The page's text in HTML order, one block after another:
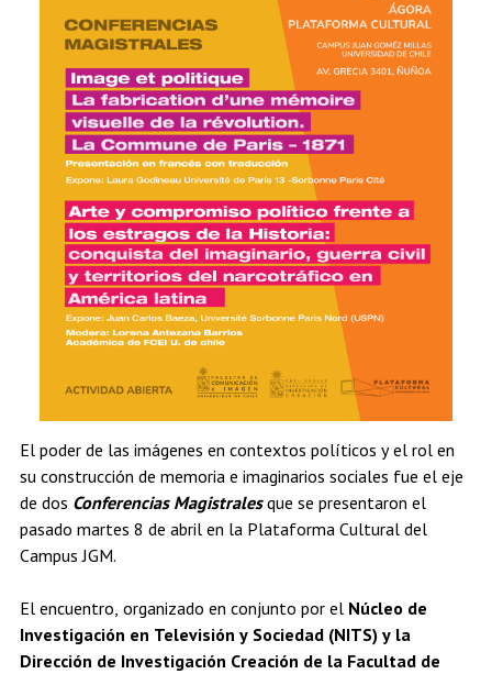
El poder de las imágenes en contextos políticos y el rol en
su construcción de memoria e imaginarios sociales fue el eje
de dos Conferencias Magistralesque se presentaron el
pasado martes 8 de abril en la Plataforma Cultural del
Campus JGM.
El encuentro, organizado en conjunto por el Núcleo de
Investigación en Televisión y Sociedad (NITS) y la
Dirección de Investigación Creación de la Facultad de